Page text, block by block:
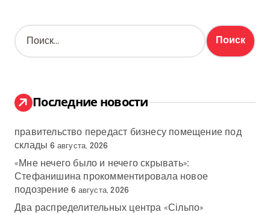
Н
а
:
Последние новости
правительство передаст бизнесу помещение под
склады 6 августа, 2026
«Мне нечего было и нечего скрывать»:
Стефанишина прокомментировала новое
подозрение 6 августа, 2026
Два распределительных центра «Сільпо»